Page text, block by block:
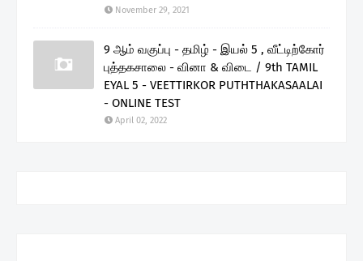
November 29, 2021
9 ஆம் வகுப்பு - தமிழ் - இயல் 5 , வீட்டிற்கோர்
புத்தகசாலை - வினா & விடை / 9th TAMIL
EYAL 5 - VEETTIRKOR PUTHTHAKASAALAI
- ONLINE TEST
April 02, 2022